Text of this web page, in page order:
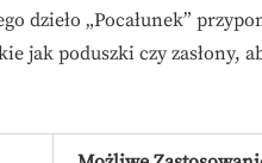
dzieło „Pocałunek”
jak poduszki czy zasłony,